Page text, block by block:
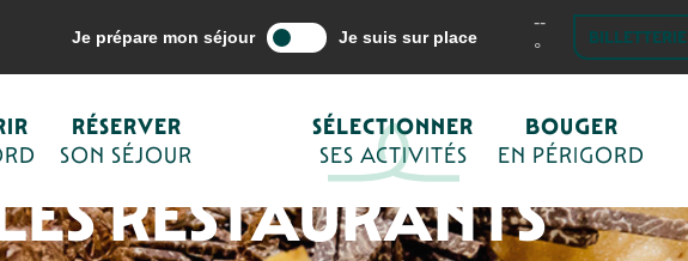
Je prépare mon séjour Je suis sur place
--
°
BILLETTERIE
RÉSERVER
SON SÉJOUR
SÉLECTIONNER
SES ACTIVITÉS
BOUGER
EN PÉRIGORD
RESTAURANTS